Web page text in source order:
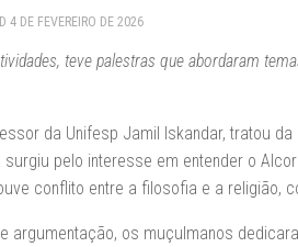
4 DE FEVEREIRO DE 2026
teve palestras que abordaram
da Unifesp Jamil Iskandar, tratou
pelo interesse em entender o
conflito entre a filosofia e a religião,
argumentação, os muçulmanos